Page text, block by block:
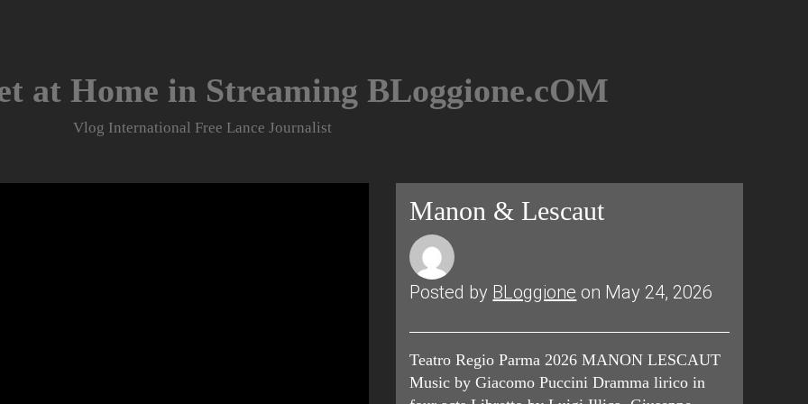
at Home in Streaming BLoggione.cOM
Vlog International Free Lance Journalist
Manon & Lescaut
Posted by BLoggione on May 24, 2026
Teatro Regio Parma 2026 MANON LESCAUT
Music by Giacomo Puccini Dramma lirico in